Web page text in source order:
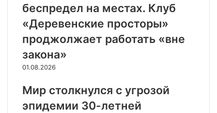
беспредел на местах. Клуб
«Деревенские просторы»
проджолжает работать «вне
закона»
01.08.2026
Мир столкнулся с угрозой
эпидемии 30-летней